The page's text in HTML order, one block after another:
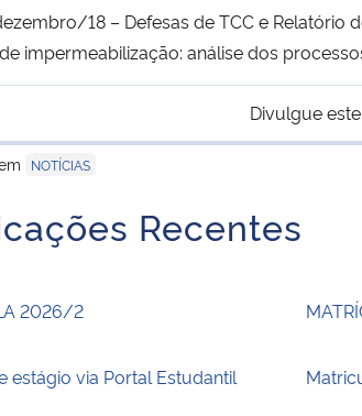
18 – Defesas de TCC e Relatório
impermeabilização: análise dos
Divulgue
NOTÍCIAS
Recentes
2026/2
estágio via Portal Estudantil